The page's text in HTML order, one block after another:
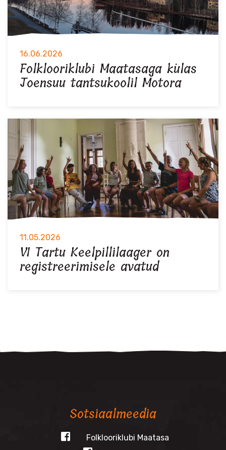
16.06.2026
Folklooriklubi Maatasaga külas
Joensuu tantsukoolil Motora
11.05.2026
VI Tartu Keelpillilaager on
registreerimisele avatud
Sotsiaalmeedia
Folklooriklubi Maatasa